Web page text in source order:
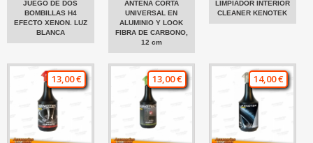
JUEGO DE DOS
BOMBILLAS H4
EFECTO XENON. LUZ
BLANCA
ANTENA CORTA
UNIVERSAL EN
ALUMINIO Y LOOK
FIBRA DE CARBONO,
12 cm
LIMPIADOR INTERIOR
CLEANER KENOTEK
13,00 € 13,00 € 14,00 €